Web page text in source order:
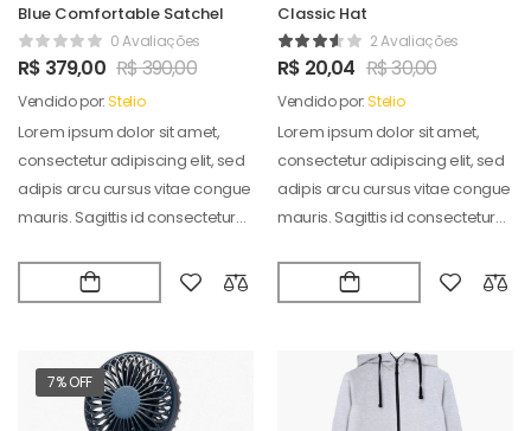
Blue Comfortable Satchel
0 Avaliações
R$ 379,00 R$390,00
Vendido por:Stelio
Lorem ipsum dolor sit amet,
consectetur adipiscing elit, sed
adipis arcu cursus vitae congue
mauris. Sagittis id consectetur
Classic Hat
2 Avaliações
R$ 20,04 R$30,00
Vendido por:Stelio
Lorem ipsum dolor sit amet,
consectetur adipiscing elit, sed
adipis arcu cursus vitae congue
mauris. Sagittis id consectetur
7% OFF